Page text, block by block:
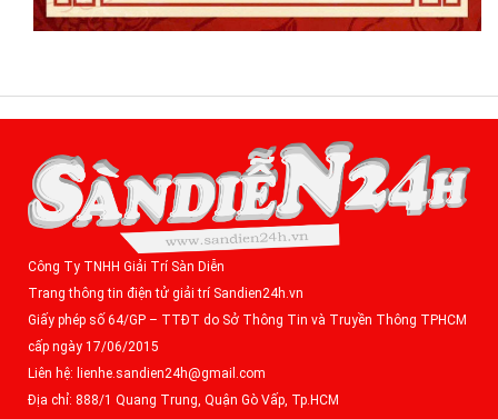
Công Ty TNHH Giải Trí Sàn Diễn
Trang thông tin điện tử giải trí Sandien24h.vn
Giấy phép số 64/GP – TTĐT do Sở Thông Tin và Truyền Thông TPHCM
cấp ngày 17/06/2015
Liên hệ: lienhe.sandien24h@gmail.com
Địa chỉ: 888/1 Quang Trung, Quận Gò Vấp, Tp.HCM